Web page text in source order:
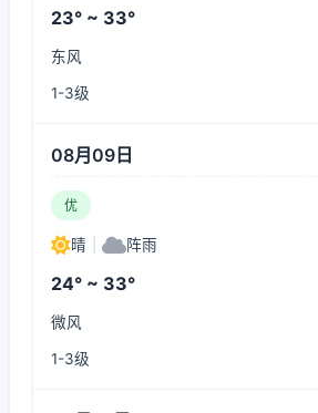
23° ~ 33°
东风
1-3级
08月09日
优
晴 阵雨
24° ~ 33°
微风
1-3级